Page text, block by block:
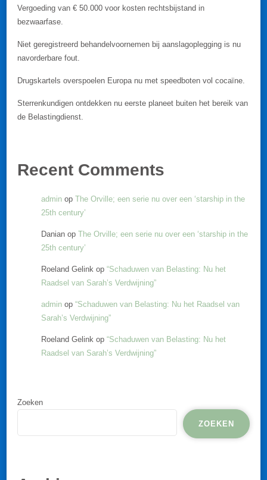
Vergoeding van € 50.000 voor kosten rechtsbijstand in
bezwaarfase.
Niet geregistreerd behandelvoornemen bij aanslagoplegging is nu
navorderbare fout.
Drugskartels overspoelen Europa nu met speedboten vol cocaïne.
Sterrenkundigen ontdekken nu eerste planeet buiten het bereik van
de Belastingdienst.
Recent Comments
admin op The Orville; een serie nu over een ‘starship in the
25th century’
Danian op The Orville; een serie nu over een ‘starship in the
25th century’
Roeland Gelink op “Schaduwen van Belasting: Nu het
Raadsel van Sarah’s Verdwijning”
admin op “Schaduwen van Belasting: Nu het Raadsel van
Sarah’s Verdwijning”
Roeland Gelink op “Schaduwen van Belasting: Nu het
Raadsel van Sarah’s Verdwijning”
Zoeken
ZOEKEN